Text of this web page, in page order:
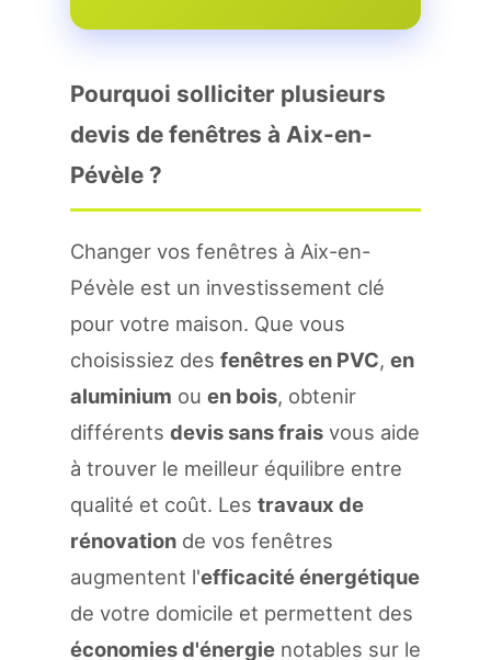
Pourquoi solliciter plusieurs
devis de fenêtres à Aix-en-
Pévèle ?
Changer vos fenêtres à Aix-en-
Pévèle est un investissement clé
pour votre maison. Que vous
choisissiez des fenêtres en PVC, en
aluminium ou en bois, obtenir
différents devis sans frais vous aide
à trouver le meilleur équilibre entre
qualité et coût. Les travaux de
rénovation de vos fenêtres
augmentent l'efficacité énergétique
de votre domicile et permettent des
économies d'énergie notables sur le